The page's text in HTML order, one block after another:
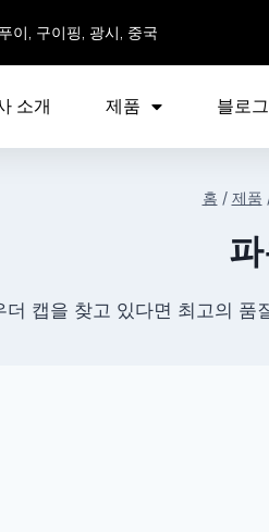
이, 구이핑, 광시, 중국
소개 제품 블로그
홈 / 제품
더 캡을 찾고 있다면 최고의